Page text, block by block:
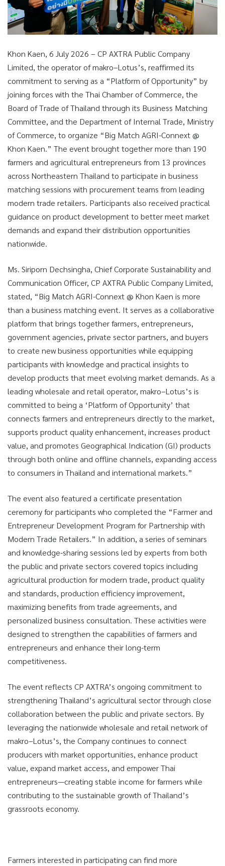
Khon Kaen, 6 July 2026 – CP AXTRA Public Company
Limited, the operator of makro–Lotus’s, reaffirmed its
commitment to serving as a “Platform of Opportunity” by
joining forces with the Thai Chamber of Commerce, the
Board of Trade of Thailand through its Business Matching
Committee, and the Department of Internal Trade, Ministry
of Commerce, to organize “Big Match AGRI-Connext @
Khon Kaen.” The event brought together more than 190
farmers and agricultural entrepreneurs from 13 provinces
across Northeastern Thailand to participate in business
matching sessions with procurement teams from leading
modern trade retailers. Participants also received practical
guidance on product development to better meet market
demands and expand their distribution opportunities
nationwide.
Ms. Siriporn Dechsingha, Chief Corporate Sustainability and
Communication Officer, CP AXTRA Public Company Limited,
stated, “Big Match AGRI-Connext @ Khon Kaen is more
than a business matching event. It serves as a collaborative
platform that brings together farmers, entrepreneurs,
government agencies, private sector partners, and buyers
to create new business opportunities while equipping
participants with knowledge and practical insights to
develop products that meet evolving market demands. As a
leading wholesale and retail operator, makro–Lotus’s is
committed to being a ‘Platform of Opportunity’ that
connects farmers and entrepreneurs directly to the market,
supports product quality enhancement, increases product
value, and promotes Geographical Indication (GI) products
through both online and offline channels, expanding access
to consumers in Thailand and international markets.”
The event also featured a certificate presentation
ceremony for participants who completed the “Farmer and
Entrepreneur Development Program for Partnership with
Modern Trade Retailers.” In addition, a series of seminars
and knowledge-sharing sessions led by experts from both
the public and private sectors covered topics including
agricultural production for modern trade, product quality
and standards, production efficiency improvement,
maximizing benefits from trade agreements, and
personalized business consultation. These activities were
designed to strengthen the capabilities of farmers and
entrepreneurs and enhance their long-term
competitiveness.
The event reflects CP AXTRA’s ongoing commitment to
strengthening Thailand’s agricultural sector through close
collaboration between the public and private sectors. By
leveraging the nationwide wholesale and retail network of
makro–Lotus’s, the Company continues to connect
producers with market opportunities, enhance product
value, expand market access, and empower Thai
entrepreneurs—creating stable income for farmers while
contributing to the sustainable growth of Thailand’s
grassroots economy.
Farmers interested in participating can find more